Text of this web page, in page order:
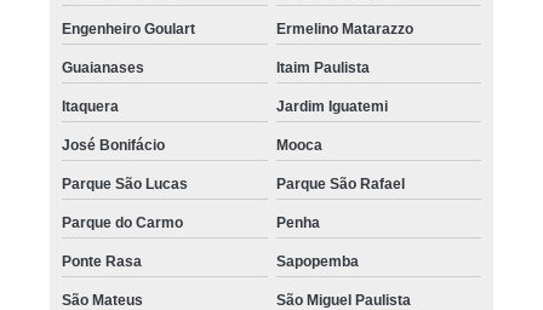
Engenheiro Goulart Ermelino Matarazzo
Guaianases Itaim Paulista
Itaquera Jardim Iguatemi
José Bonifácio Mooca
Parque São Lucas Parque São Rafael
Parque do Carmo Penha
Ponte Rasa Sapopemba
São Mateus São Miguel Paulista